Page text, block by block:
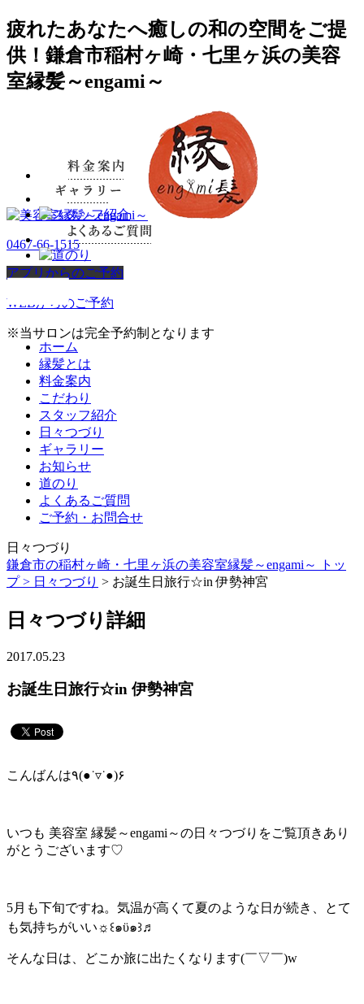
疲れたあなたへ癒しの和の空間をご提
供！鎌倉市稲村ヶ崎・七里ヶ浜の美容
室縁髪～engami～
0467-66-1515
アプリからのご予約
WEBからのご予約
※当サロンは完全予約制となります
ホーム
縁髪とは
料金案内
こだわり
スタッフ紹介
日々つづり
ギャラリー
お知らせ
道のり
よくあるご質問
ご予約・お問合せ
日々つづり
鎌倉市の稲村ヶ崎・七里ヶ浜の美容室縁髪～engami～ トッ
プ > 日々つづり > お誕生日旅行☆in 伊勢神宮
日々つづり詳細
2017.05.23
お誕生日旅行☆in 伊勢神宮
こんばんは٩(●˙▿˙●)۶
いつも 美容室 縁髪～engami～の日々つづりをご覧頂きあり
がとうございます♡
5月も下旬ですね。気温が高くて夏のような日が続き、とて
も気持ちがいい☼꒰๑ϋ๑꒱♬
そんな日は、どこか旅に出たくなります(￣▽￣)w